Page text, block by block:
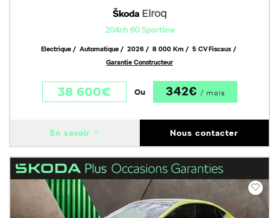
Škoda Elroq
204ch 60 Sportline
Electrique Automatique 2026 8 000 Km
5 CV Fiscaux
Garantie Constructeur
38 600€ Ou 342€ / mois
En savoir Nous contacter